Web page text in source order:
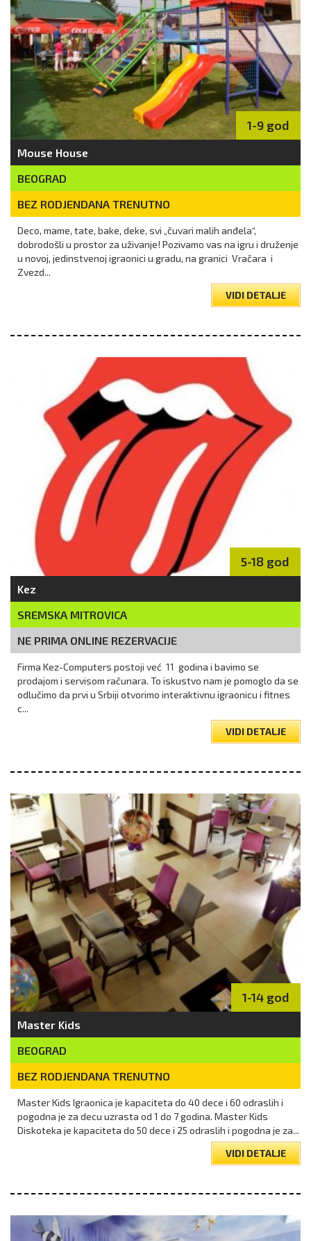
1-9 god
Mouse House
BEOGRAD
BEZ RODJENDANA TRENUTNO
Deco, mame, tate, bake, deke, svi „čuvari malih anđela“,
dobrodošli u prostor za uživanje! Pozivamo vas na igru i druženje
u novoj, jedinstvenoj igraonici u gradu, na granici Vračara i
Zvezd...
VIDI DETALJE
5-18 god
Kez
SREMSKA MITROVICA
NE PRIMA ONLINE REZERVACIJE
Firma Kez-Computers postoji već 11 godina i bavimo se
prodajom i servisom računara. To iskustvo nam je pomoglo da se
odlučimo da prvi u Srbiji otvorimo interaktivnu igraonicu i fitnes
c...
VIDI DETALJE
1-14 god
Master Kids
BEOGRAD
BEZ RODJENDANA TRENUTNO
Master Kids Igraonica je kapaciteta do 40 dece i 60 odraslih i
pogodna je za decu uzrasta od 1 do 7 godina. Master Kids
Diskoteka je kapaciteta do 50 dece i 25 odraslih i pogodna je za...
VIDI DETALJE